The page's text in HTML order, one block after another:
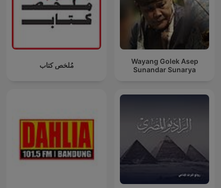
مُلخص كتاب
Wayang Golek Asep
Sunandar Sunarya